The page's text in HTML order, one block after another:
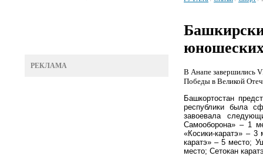
РЕКЛАМА
В Анапе завершились
Победы в Великой
Башкортостан
республики была
завоевала
Самооборона» – 1
«Косики-каратэ» –
каратэ» – 5 место;
место; Сетокан